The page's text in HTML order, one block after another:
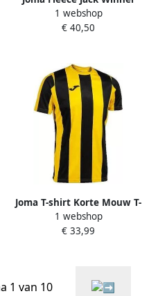
1 webshop
€ 40,50
Joma T-shirt Korte Mouw T-
shirt Inter Classic Jaune
1 webshop
€ 33,99
1 van 10